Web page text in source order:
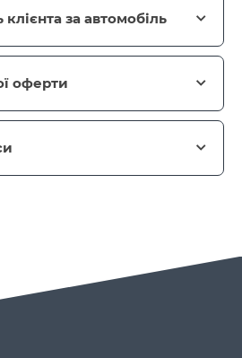
клієнта за автомобіль
оферти